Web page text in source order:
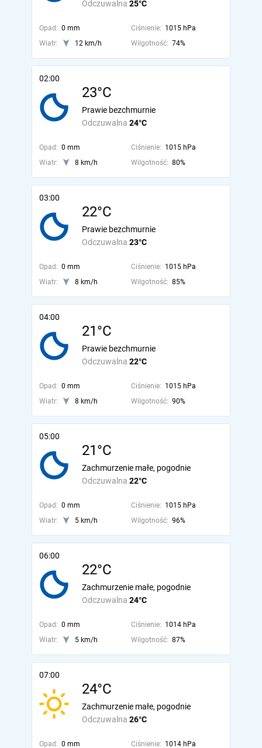
Odczuwalna 25°C
Opad: 0 mm Ciśnienie: 1015 hPa
Wiatr:
12 km/h Wilgotność: 74%
02:00
23°C
Odczuwalna 24°C
Prawie bezchmurnie
Opad: 0 mm Ciśnienie: 1015 hPa
Wiatr:
8 km/h Wilgotność: 80%
03:00
22°C
Odczuwalna 23°C
Prawie bezchmurnie
Opad: 0 mm Ciśnienie: 1015 hPa
Wiatr:
8 km/h Wilgotność: 85%
04:00
21°C
Odczuwalna 22°C
Prawie bezchmurnie
Opad: 0 mm Ciśnienie: 1015 hPa
Wiatr:
8 km/h Wilgotność: 90%
05:00
21°C
Odczuwalna 22°C
Zachmurzenie małe, pogodnie
Opad: 0 mm Ciśnienie: 1015 hPa
Wiatr:
5 km/h Wilgotność: 96%
06:00
22°C
Odczuwalna 24°C
Zachmurzenie małe, pogodnie
Opad: 0 mm Ciśnienie: 1014 hPa
Wiatr:
5 km/h Wilgotność: 87%
07:00
24°C
Odczuwalna 26°C
Zachmurzenie małe, pogodnie
Opad: 0 mm Ciśnienie: 1014 hPa